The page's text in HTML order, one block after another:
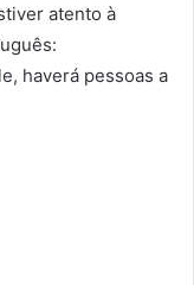
atento à
haverá pessoas a